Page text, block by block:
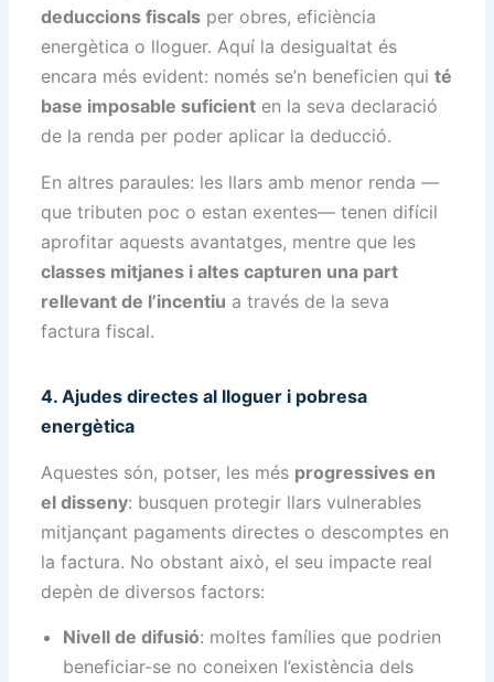
deduccions fiscals per obres, eficiència
energètica o lloguer. Aquí la desigualtat és
encara més evident: només se’n beneficien quité
base imposable suficient en la seva declaració
de la renda per poder aplicar la deducció.
En altres paraules: les llars amb menor renda —
que tributen poc o estan exentes— tenen difícil
aprofitar aquests avantatges, mentre que les
classes mitjanes i altes capturen una part
rellevant de l’incentiu a través de la seva
factura fiscal.
4. Ajudes directes al lloguer i pobresa
energètica
Aquestes són, potser, les més progressives en
el disseny: busquen protegir llars vulnerables
mitjançant pagaments directes o descomptes en
la factura. No obstant això, el seu impacte real
depèn de diversos factors:
Nivell de difusió: moltes famílies que podrien
beneficiar-se no coneixen l’existència dels